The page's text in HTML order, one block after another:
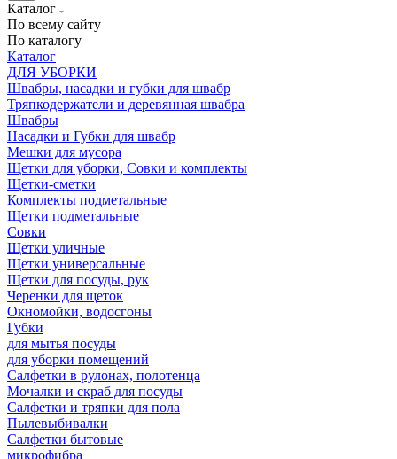
Каталог
По всему сайту
По каталогу
Каталог
ДЛЯ УБОРКИ
Швабры, насадки и губки для швабр
Тряпкодержатели и деревянная швабра
Швабры
Насадки и Губки для швабр
Мешки для мусора
Щетки для уборки, Совки и комплекты
Щетки-сметки
Комплекты подметальные
Щетки подметальные
Совки
Щетки уличные
Щетки универсальные
Щетки для посуды, рук
Черенки для щеток
Окномойки, водосгоны
Губки
для мытья посуды
для уборки помещений
Салфетки в рулонах, полотенца
Мочалки и скраб для посуды
Салфетки и тряпки для пола
Пылевыбивалки
Салфетки бытовые
микрофибра